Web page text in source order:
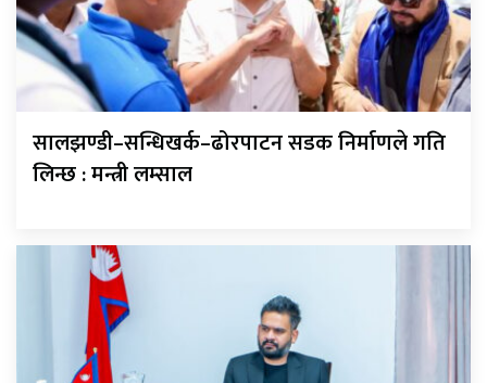
सालझण्डी–सन्धिखर्क–ढोरपाटन सडक निर्माणले गति
लिन्छ : मन्त्री लम्साल